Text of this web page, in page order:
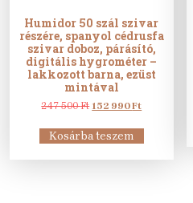
Humidor 50 szál szivar
részére, spanyol cédrusfa
szivar doboz, párásító,
digitális hygrométer –
lakkozott barna, ezüst
mintával
247 500Ft Original
was:
247
152 990FtCurrent
is:
152
Kosárba teszem